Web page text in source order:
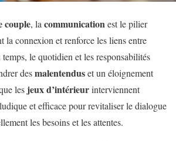
couple, la communicationest le pilier
la connexion et renforce les liens entre
le quotidien et les responsabilités
desmalentenduset un éloignement
les jeux d’intérieurinterviennent
et efficace pour revitaliser le dialogue
les besoins et les attentes.